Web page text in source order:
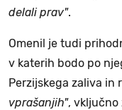
delali prav".
Omenil je tudi
v katerih bodo po
Perzijskega zaliva in
vprašanjih", vključno